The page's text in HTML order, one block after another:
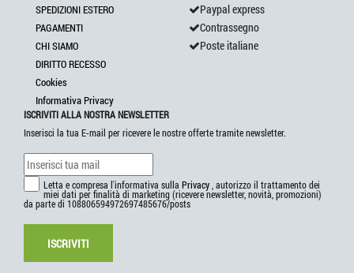
SPEDIZIONI ESTERO
PAGAMENTI
CHI SIAMO
DIRITTO RECESSO
Cookies
Informativa Privacy
Paypal express
Contrassegno
Poste italiane
ISCRIVITI ALLA NOSTRA NEWSLETTER
Inserisci la tua E-mail per ricevere le nostre offerte tramite newsletter.
Letta e compresa l'informativa sulla Privacy , autorizzo il trattamento dei
miei dati per finalità di marketing (ricevere newsletter, novità, promozioni)
da parte di 108806594972697485676/posts
ISCRIVITI